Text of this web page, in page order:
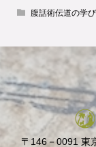
腹話術伝道の学び
〒146－0091 東